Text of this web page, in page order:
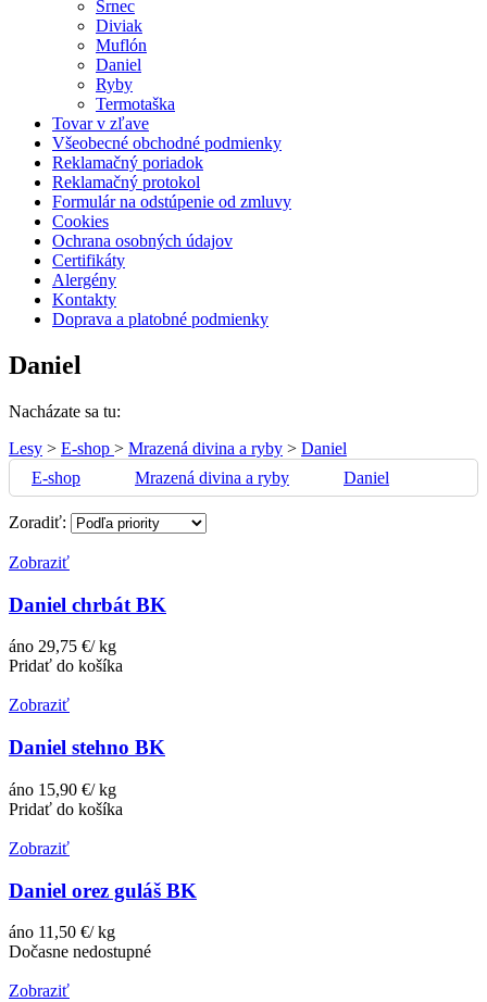
Srnec
Diviak
Muflón
Daniel
Ryby
Termotaška
Tovar v zľave
Všeobecné obchodné podmienky
Reklamačný poriadok
Reklamačný protokol
Formulár na odstúpenie od zmluvy
Cookies
Ochrana osobných údajov
Certifikáty
Alergény
Kontakty
Doprava a platobné podmienky
Daniel
Nacházate sa tu:
Lesy > E-shop > Mrazená divina a ryby > Daniel
E-shop
Mrazená divina a ryby Daniel
Zoradiť:
Zobraziť
Daniel chrbát BK
áno 29,75 €/ kg
Pridať do košíka
Zobraziť
Daniel stehno BK
áno 15,90 €/ kg
Pridať do košíka
Zobraziť
Daniel orez guláš BK
áno 11,50 €/ kg
Dočasne nedostupné
Zobraziť